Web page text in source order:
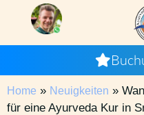
Home » Neuigkeiten »
für eine Ayurveda Kur in